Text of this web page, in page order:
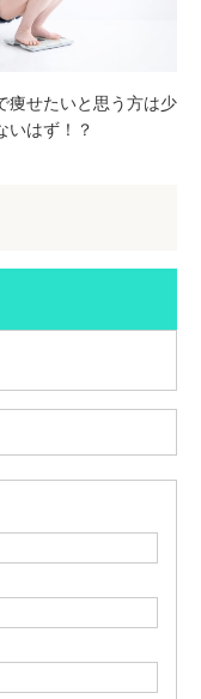
痩せたいと思う方は少
いはず！？